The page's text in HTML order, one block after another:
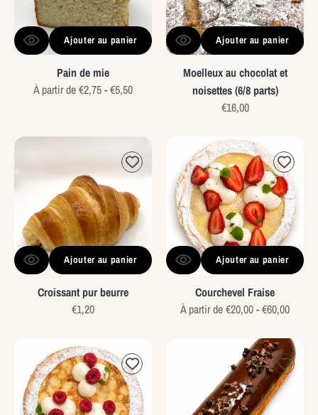
Ajouter au panier
Pain de mie
Prix
À partir de €2,75 - €5,50
(6/8
parts)
Ajouter au panier
Moelleux au chocolat et
noisettes (6/8 parts)
Prix
€16,00
Croissant
beurre
Ajouter au panier
Croissant pur beurre
Prix
€1,20
Courchevel
Fraise
Ajouter au panier
Courchevel Fraise
Prix
À partir de €20,00 - €60,00
Courchevel
Framboise